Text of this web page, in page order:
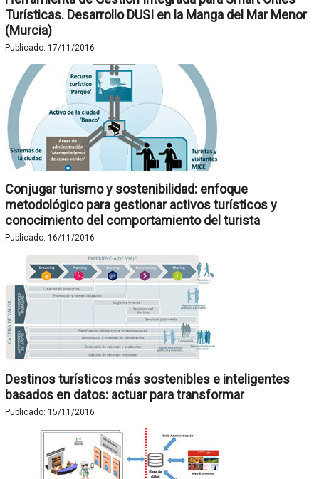
Turísticas. Desarrollo DUSI en la Manga del Mar Menor
(Murcia)
Publicado: 17/11/2016
Conjugar turismo y sostenibilidad: enfoque
metodológico para gestionar activos turísticos y
conocimiento del comportamiento del turista
Publicado: 16/11/2016
Destinos turísticos más sostenibles e inteligentes
basados en datos: actuar para transformar
Publicado: 15/11/2016